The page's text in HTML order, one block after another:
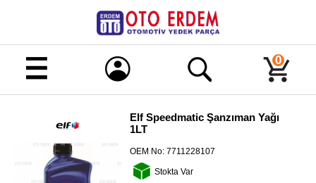
Merhaba!
Giriş
Kayıt
Kampanyalı
0
Elf Speedmatic Şanzıman Yağı
1LT
OEM No:7711228107
Stokta Var